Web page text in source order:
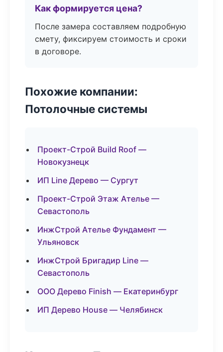
Как формируется цена?
После замера составляем подробную
смету, фиксируем стоимость и сроки
в договоре.
Похожие компании:
Потолочные системы
Проект-Строй Build Roof —
Новокузнецк
ИП Line Дерево — Сургут
Проект-Строй Этаж Ателье —
Севастополь
ИнжСтрой Ателье Фундамент —
Ульяновск
ИнжСтрой Бригадир Line —
Севастополь
ООО Дерево Finish — Екатеринбург
ИП Дерево House — Челябинск